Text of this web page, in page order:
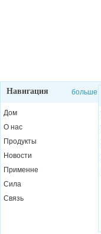
Навигация больше
Дом
О нас
Продукты
Новости
Применне
Сила
Связь